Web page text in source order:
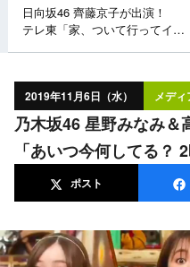
日向坂46 齊藤京子が出演！
テレ東「家、ついて行ってイイ
2019年11月6日（水） メディ
乃木坂46 星野みなみ＆高山一実が出演！ テレ朝
「あいつ今何してる？
ポスト